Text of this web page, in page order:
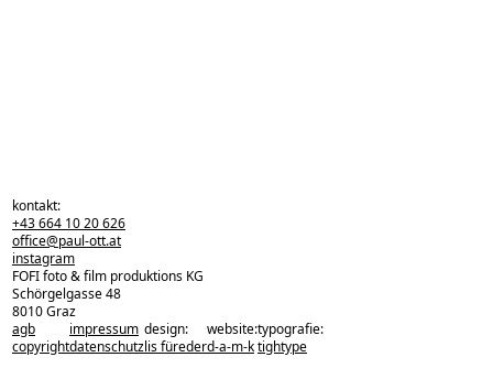
zurück zu den projekten
kontakt:
+43 664 10 20 626
office@paul-ott.at
instagram
FOFI foto & film produktions KG
Schörgelgasse 48
8010 Graz
agb
copyright
impressum
datenschutz
design:
lis füreder
website:
d-a-m-k
typografie:
tightype